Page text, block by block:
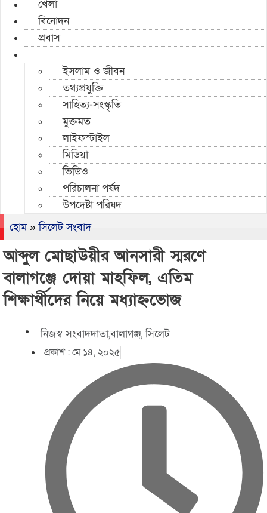
খেলা
বিনোদন
প্রবাস
ইসলাম ও জীবন
তথ্যপ্রযুক্তি
সাহিত্য-সংস্কৃতি
মুক্তমত
লাইফস্টাইল
মিডিয়া
ভিডিও
পরিচালনা পর্ষদ
উপদেষ্টা পরিষদ
হোম»সিলেট সংবাদ
আব্দুল মোছাউয়ীর আনসারী স্মরণে
বালাগঞ্জে দোয়া মাহফিল, এতিম
শিক্ষার্থীদের নিয়ে মধ্যাহ্নভোজ
নিজস্ব সংবাদদাতা,বালাগঞ্জ, সিলেট
প্রকাশ :মে ১৪, ২০২৫